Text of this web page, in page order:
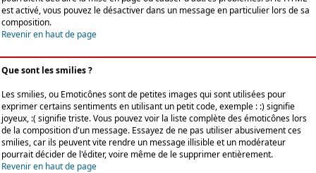
est activé, vous pouvez le désactiver dans un message en particulier lors de sa
composition.
Revenir en haut de page
Que sont les smilies ?
Les smilies, ou Emoticônes sont de petites images qui sont utilisées pour
exprimer certains sentiments en utilisant un petit code, exemple : :) signifie
joyeux, :( signifie triste. Vous pouvez voir la liste complète des émoticônes lors
de la composition d'un message. Essayez de ne pas utiliser abusivement ces
smilies, car ils peuvent vite rendre un message illisible et un modérateur
pourrait décider de l'éditer, voire même de le supprimer entièrement.
Revenir en haut de page